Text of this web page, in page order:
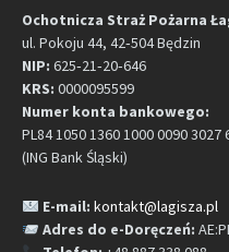
Ochotnicza Straż Pożarna
ul. Pokoju 44, 42‑504 Będzin
NIP: 625‑21‑20‑646
KRS: 0000095599
Numer konta bankowego:
PL84 1050 1360 1000 0090 3027
(ING Bank Śląski)
E-mail: kontakt@lagisza.pl
Adres do e-Doręczeń: